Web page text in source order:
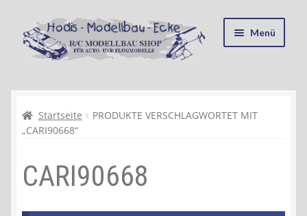
Zur
Navigation
springen
Zum
Inhalt
springen
Menü
Kasse
Recycling, Entsorgung und Umwelt
Startseite
PRODUKTE VERSCHLAGWORTET MIT
„CARI90668“
CARI90668